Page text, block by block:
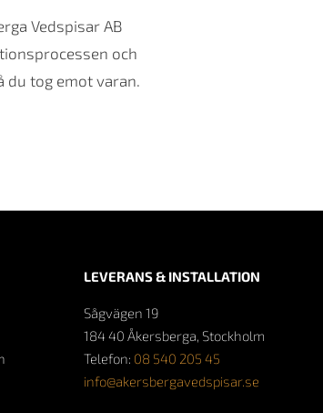
Vedspisar AB
och
du tog emot varan.
LEVERANS & INSTALLATION
Sågvägen 19
184 40 Åkersberga, Stockholm
Telefon: 08 540 205 45
info@akersbergavedspisar.se